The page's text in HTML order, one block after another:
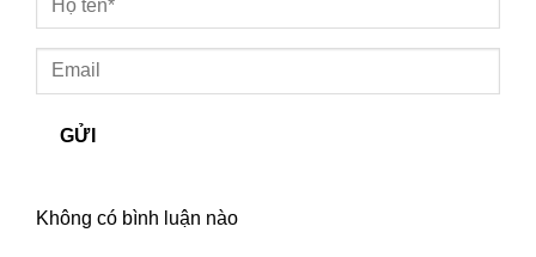
GỬI
Không có bình luận nào